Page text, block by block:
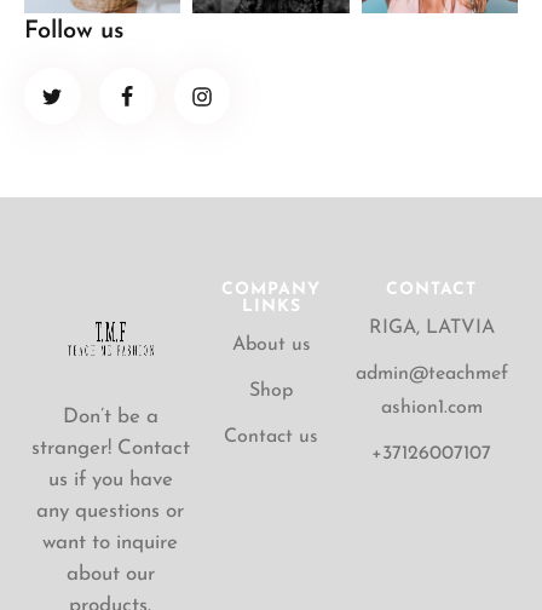
Follow us
Don’t be a
stranger! Contact
us if you have
any questions or
want to inquire
about our
COMPANY
LINKS
About us
Shop
Contact us
CONTACT
RIGA, LATVIA
admin@teachmef
ashion1.com
+37126007107